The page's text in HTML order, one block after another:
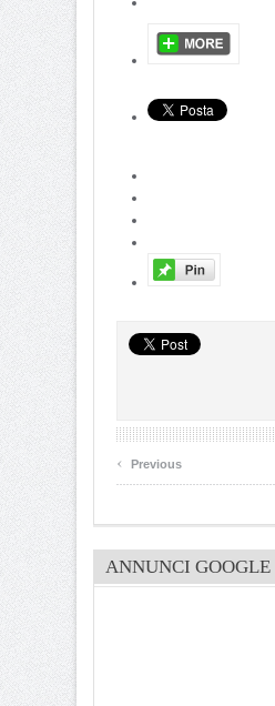
‹ Previous
ANNUNCI GOOGLE